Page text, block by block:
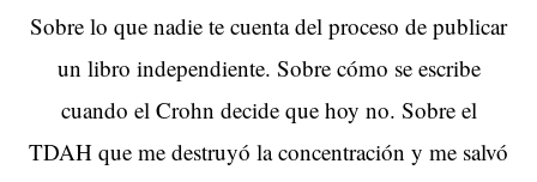
Sobre lo que nadie te cuenta del proceso de publicar
un libro independiente. Sobre cómo se escribe
cuando el Crohn decide que hoy no. Sobre el
TDAH que me destruyó la concentración y me salvó